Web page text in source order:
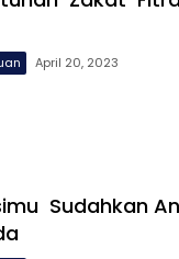
April 20, 2023
Sudahkan